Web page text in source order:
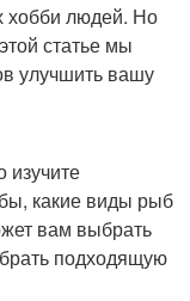
хобби людей. Но
статье мы
улучшить вашу
изучите
какие виды рыб
вам выбрать
подходящую